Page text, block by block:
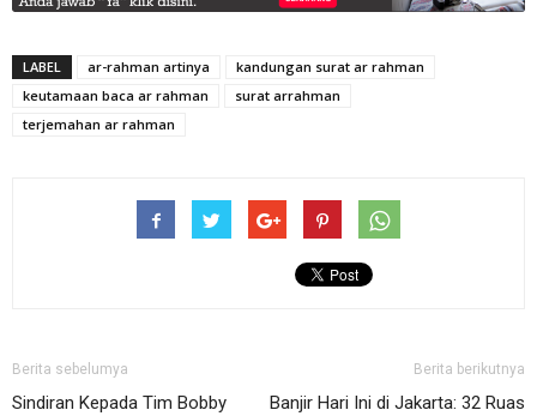
LABEL ar-rahman artinya
kandungan surat ar rahman
keutamaan baca ar rahman
surat arrahman
terjemahan ar rahman
Berita sebelumya
Sindiran Kepada Tim Bobby
Berita berikutnya
Banjir Hari Ini di Jakarta: 32 Ruas